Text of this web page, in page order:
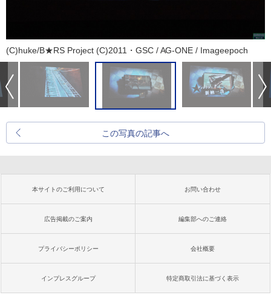
(C)huke/B★RS Project (C)2011・GSC / AG-ONE / Imageepoch
この写真の記事へ
本サイトのご利用について お問い合わせ
広告掲載のご案内 編集部へのご連絡
プライバシーポリシー 会社概要
インプレスグループ 特定商取引法に基づく表示